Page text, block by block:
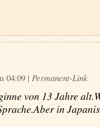
04:09 | Permanent-Link
von 13 Jahre
in